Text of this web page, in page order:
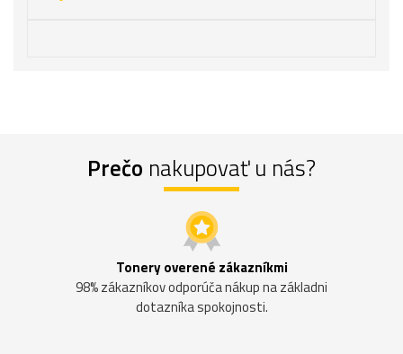
Prečo nakupovať u nás?
Tonery overené zákazníkmi
98% zákazníkov odporúča nákup na základni
dotazníka spokojnosti.